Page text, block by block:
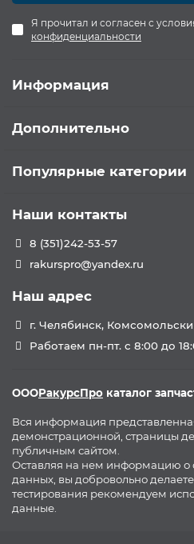
Я прочитал и согласен с
конфиденциальности
Информация
Дополнительно
Популярные категории
Наши контакты
8 (351)242-53-57
rakurspro@yandex.ru
Наш адрес
г. Челябинск,
Работаем пн-пт. с 8:00 до
ОООРакурсПро каталог
Вся информация
демонстрационной, страницы
публичным сайтом.
Оставляя на нем информацию о
данных, вы добровольно
тестирования рекомендуем
данные.